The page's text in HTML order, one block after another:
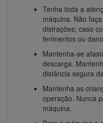
Tenha toda a
máquina. Não
distrações; caso
ferimentos ou
Mantenha-se
descarga.
distância segura
Mantenha as
operação. Nunca
máquina.